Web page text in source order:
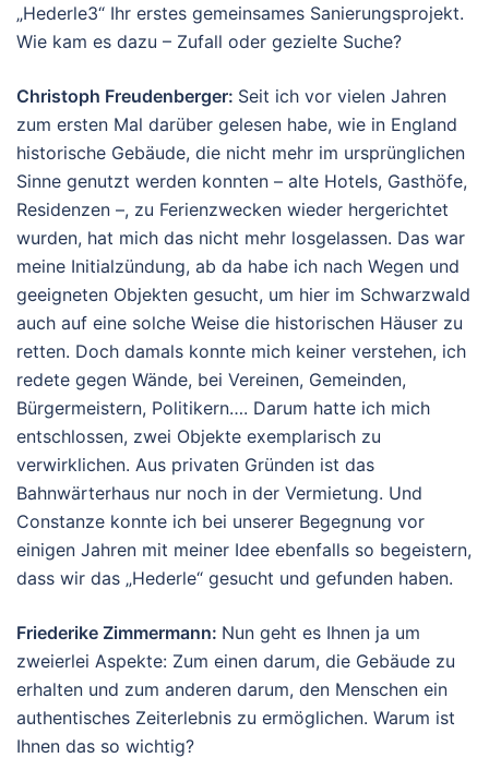
„Hederle3“ Ihr erstes gemeinsames Sanierungsprojekt.
Wie kam es dazu – Zufall oder gezielte Suche?
Christoph Freudenberger: Seit ich vor vielen Jahren
zum ersten Mal darüber gelesen habe, wie in England
historische Gebäude, die nicht mehr im ursprünglichen
Sinne genutzt werden konnten – alte Hotels, Gasthöfe,
Residenzen –, zu Ferienzwecken wieder hergerichtet
wurden, hat mich das nicht mehr losgelassen. Das war
meine Initialzündung, ab da habe ich nach Wegen und
geeigneten Objekten gesucht, um hier im Schwarzwald
auch auf eine solche Weise die historischen Häuser zu
retten. Doch damals konnte mich keiner verstehen, ich
redete gegen Wände, bei Vereinen, Gemeinden,
Bürgermeistern, Politikern…. Darum hatte ich mich
entschlossen, zwei Objekte exemplarisch zu
verwirklichen. Aus privaten Gründen ist das
Bahnwärterhaus nur noch in der Vermietung. Und
Constanze konnte ich bei unserer Begegnung vor
einigen Jahren mit meiner Idee ebenfalls so begeistern,
dass wir das „Hederle“ gesucht und gefunden haben.
Friederike Zimmermann: Nun geht es Ihnen ja um
zweierlei Aspekte: Zum einen darum, die Gebäude zu
erhalten und zum anderen darum, den Menschen ein
authentisches Zeiterlebnis zu ermöglichen. Warum ist
Ihnen das so wichtig?